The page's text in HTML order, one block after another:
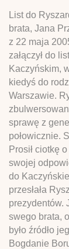
List do
brata, Jana
z 22 maja
załączył do
Kaczyńskim,
kiedyś do
Warszawie.
sprawę z
połowicznie.
Prosił ciotkę
swojej
do
przesłała
prezydentów.
swego brata,
było źródło
Bogdanie